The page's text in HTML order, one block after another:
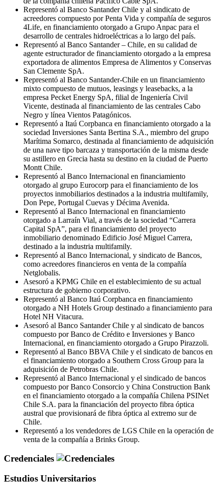
Representó al Banco Santander Chile y al sindicato de
acreedores compuesto por Penta Vida y compañía de seguros
4Life, en financiamiento otorgado a Grupo Anpac para el
desarrollo de centrales hidroeléctricas a lo largo del país.
Representó al Banco Santander – Chile, en su calidad de
agente estructurador de financiamiento otorgado a la empresa
exportadora de alimentos Empresa de Alimentos y Conservas
San Clemente SpA.
Representó al Banco Santander-Chile en un financiamiento
mixto compuesto de mutuos, leasings y leasebacks, a la
empresa Pecket Energy SpA, filial de Ingeniería Civil
Vicente, destinada al financiamiento de las centrales Cabo
Negro y línea Vientos Patagónicos.
Representó a Itaú Corpbanca en financiamiento otorgado a la
sociedad Inversiones Santa Bertina S.A., miembro del grupo
Marítima Somarco, destinada al financiamiento de adquisición
de una nave tipo barcaza y transportación de la misma desde
su astillero en Grecia hasta su destino en la ciudad de Puerto
Montt Chile.
Representó al Banco Internacional en financiamiento
otorgado al grupo Eurocorp para el financiamiento de los
proyectos inmobiliarios destinados a la industria multifamily,
Don Pepe, Portugal Cuevas y Décima Avenida.
Representó al Banco Internacional en financiamiento
otorgado a Larraín Vial, a través de la sociedad “Carrera
Capital SpA”, para el financiamiento del proyecto
inmobiliario denominado Edificio José Miguel Carrera,
destinado a la industria multifamily.
Representó al Banco Internacional, y sindicato de Bancos,
como acreedores financieros en venta de la compañía
Netglobalis.
Asesoró a KPMG Chile en el establecimiento de su actual
estructura de gobierno corporativo.
Representó al Banco Itaú Corpbanca en financiamiento
otorgado a NH Hotels Group destinado a financiamiento para
Hotel NH Vitacura.
Asesoró al Banco Santander Chile y al sindicato de bancos
compuesto por Banco de Crédito e Inversiones y Banco
Internacional, en financiamiento otorgado a Grupo Pirazzoli.
Representó al Banco BBVA Chile y el sindicato de bancos en
el financiamiento otorgado a Southern Cross Group para la
adquisición de Petrobras Chile.
Representó al Banco Internacional y el sindicado de bancos
compuesto por Banco Consorcio y China Construction Bank
en el financiamiento otorgado a la compañía Chilena PSINet
Chile S.A. para la financiación del proyecto fibra óptica
austral que provisionará de fibra óptica al extremo sur de
Chile.
Representó a los vendedores de LGS Chile en la operación de
venta de la compañía a Brinks Group.
Credenciales
Estudios Universitarios